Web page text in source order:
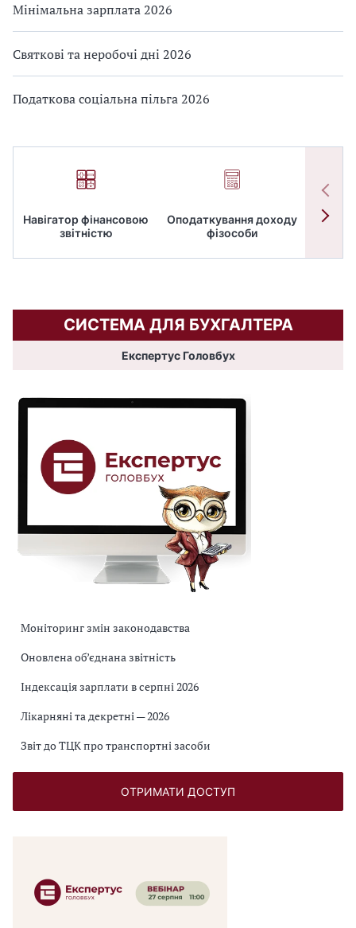
Мінімальна зарплата 2026
Святкові та неробочі дні 2026
Податкова соціальна пільга 2026
Навігатор фінансовою
звітністю
Оподаткування доходу
фізособи
СИСТЕМА ДЛЯ БУХГАЛТЕРА
Експертус Головбух
Моніторинг змін законодавства
Оновлена об’єднана звітність
Індексація зарплати в серпні 2026
Лікарняні та декретні — 2026
Звіт до ТЦК про транспортні засоби
ОТРИМАТИ ДОСТУП